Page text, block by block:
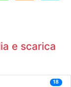
e scarica
18